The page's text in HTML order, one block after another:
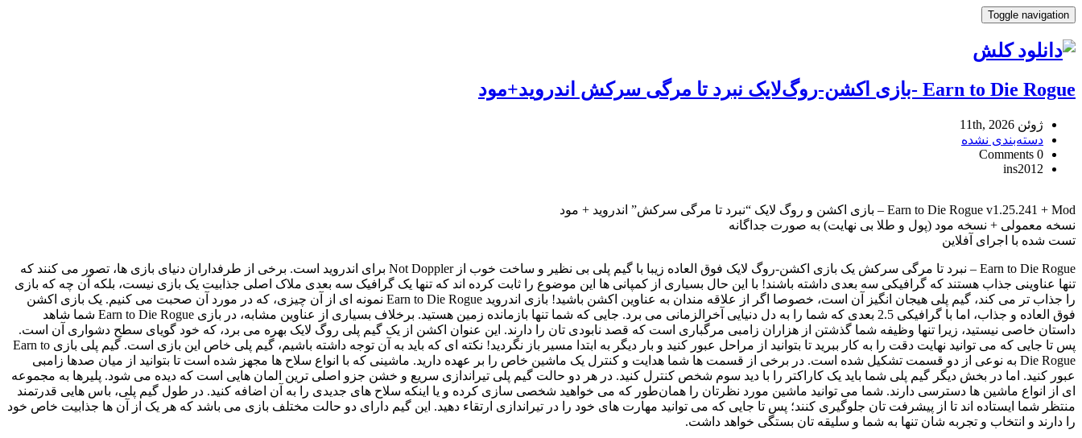
Toggle navigation
Earn to Die Rogue -بازی اکشن-روگ‌لایک نبرد تا مرگی سرکش اندروید+مود
ژوئن 11th, 2026
دسته‌بندی نشده
0 Comments
ins2012
to
Die
Rogue
اکشن-
روگ‌لایک
نبرد
تا
مرگی
سرکش
اندروید+مودReviewed
by
Ins2012
on
Jun
11Rating:
Earn to Die Rogue v1.25.241 + Mod – بازی اکشن و روگ لایک “نبرد تا مرگی سرکش” اندروید + مود
نسخه معمولی + نسخه مود (پول و طلا بی نهایت) به صورت جداگانه
تست شده با اجرای آفلاین
Earn to Die Rogue – نبرد تا مرگی سرکش یک بازی اکشن-روگ لایک فوق العاده زیبا با گیم پلی بی نظیر و ساخت خوب از Not Doppler برای اندروید است. برخی از طرفداران دنیای بازی ها، تصور می کنند که
تنها عناوینی جذاب هستند که گرافیکی سه بعدی داشته باشند! با این حال بسیاری از کمپانی ها این موضوع را ثابت کرده اند که تنها یک گرافیک سه بعدی ملاک اصلی جذابیت یک بازی نیست، بلکه آن چه که بازی
را جذاب تر می کند، گیم پلی هیجان انگیز آن است، خصوصا اگر از علاقه مندان به عناوین اکشن باشید! بازی اندروید Earn to Die Rogue نمونه ای از آن چیزی، که در مورد آن صحبت می کنیم. یک بازی اکشن
فوق العاده و جذاب، اما با گرافیکی 2.5 بعدی که شما را به دل دنیایی آخرالزمانی می برد. جایی که شما تنها بازمانده زمین هستید. برخلاف بسیاری از عناوین مشابه، در بازی Earn to Die Rogue شما شاهد
داستان خاصی نیستید، زیرا تنها وظیفه شما گذشتن از هزاران زامبی مرگباری است که قصد نابودی تان را دارند. این عنوان اکشن از یک گیم پلی روگ لایک بهره می برد، که خود گویای سطح دشواری آن است.
پس تا جایی که می توانید نهایت دقت را به کار ببرید تا بتوانید از مراحل عبور کنید و بار دیگر به ابتدا مسیر باز نگردید! نکته ای که باید به آن توجه داشته باشیم، گیم پلی خاص این بازی است. گیم پلی بازی Earn to
Die Rogue به نوعی از دو قسمت تشکیل شده است. در برخی از قسمت ها شما هدایت و کنترل یک ماشین خاص را بر عهده دارید. ماشینی که با انواع سلاح ها مجهز شده است تا بتوانید از میان صدها زامبی
عبور کنید. اما در بخش دیگر گیم پلی شما باید یک کاراکتر را با دید سوم شخص کنترل کنید. در هر دو حالت گیم پلی تیراندازی سریع و خشن جزو اصلی ترین المان هایی است که دیده می شود. پلیرها به مجموعه
ای از انواع ماشین ها دسترسی دارند. شما می توانید ماشین مورد نظرتان را همان‌طور که می خواهید شخصی سازی کرده و یا اینکه سلاح های جدیدی را به آن اضافه کنید. در طول گیم پلی، باس هایی قدرتمند
منتظر شما ایستاده اند تا از پیشرفت تان جلوگیری کنند؛ پس تا جایی که می توانید مهارت های خود را در تیراندازی ارتقاء دهید. این گیم دارای دو حالت مختلف بازی می باشد که هر یک از آن ها جذابیت خاص خود
را دارند و انتخاب و تجربه شان تنها به شما و سلیقه تان بستگی خواهد داشت.